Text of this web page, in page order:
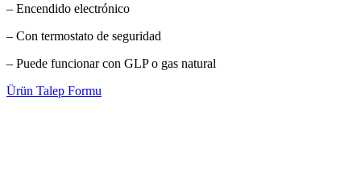
– Encendido electrónico
– Con termostato de seguridad
– Puede funcionar con GLP o gas natural
Ürün Talep Formu